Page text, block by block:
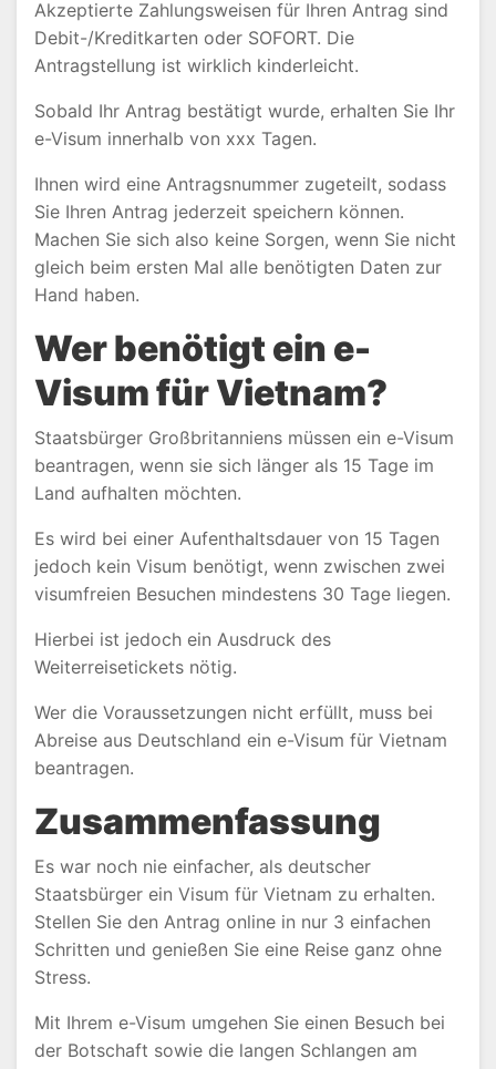
Akzeptierte Zahlungsweisen für Ihren Antrag sind
Debit-/Kreditkarten oder SOFORT. Die
Antragstellung ist wirklich kinderleicht.
Sobald Ihr Antrag bestätigt wurde, erhalten Sie Ihr
e-Visum innerhalb von xxx Tagen.
Ihnen wird eine Antragsnummer zugeteilt, sodass
Sie Ihren Antrag jederzeit speichern können.
Machen Sie sich also keine Sorgen, wenn Sie nicht
gleich beim ersten Mal alle benötigten Daten zur
Hand haben.
Wer benötigt ein e-
Visum für Vietnam?
Staatsbürger Großbritanniens müssen ein e-Visum
beantragen, wenn sie sich länger als 15 Tage im
Land aufhalten möchten.
Es wird bei einer Aufenthaltsdauer von 15 Tagen
jedoch kein Visum benötigt, wenn zwischen zwei
visumfreien Besuchen mindestens 30 Tage liegen.
Hierbei ist jedoch ein Ausdruck des
Weiterreisetickets nötig.
Wer die Voraussetzungen nicht erfüllt, muss bei
Abreise aus Deutschland ein e-Visum für Vietnam
beantragen.
Zusammenfassung
Es war noch nie einfacher, als deutscher
Staatsbürger ein Visum für Vietnam zu erhalten.
Stellen Sie den Antrag online in nur 3 einfachen
Schritten und genießen Sie eine Reise ganz ohne
Stress.
Mit Ihrem e-Visum umgehen Sie einen Besuch bei
der Botschaft sowie die langen Schlangen am